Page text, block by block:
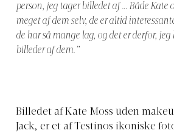
person, jeg tager billedet af … Både Kate
meget af dem selv, de er altid
de har så mange lag, og det er derfor,
billeder af dem.”
Billedet af Kate Moss uden
Jack, er et af Testinos ikoniske